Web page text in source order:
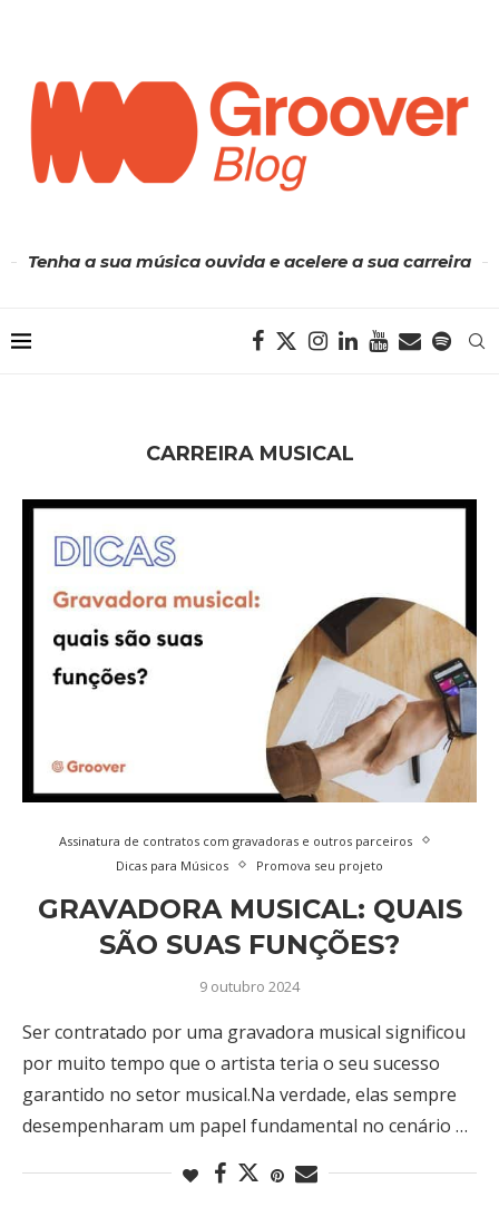
Tenha a sua música ouvida e acelere a sua carreira
CARREIRA MUSICAL
Assinatura de contratos com gravadoras e outros parceiros
Dicas para Músicos
Promova seu projeto
GRAVADORA MUSICAL: QUAIS
SÃO SUAS FUNÇÕES?
9 outubro 2024
Ser contratado por uma gravadora musical significou
por muito tempo que o artista teria o seu sucesso
garantido no setor musical.Na verdade, elas sempre
desempenharam um papel fundamental no cenário …